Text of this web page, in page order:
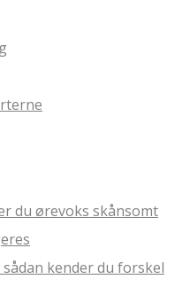
du ørevoks skånsomt
kender du forskel